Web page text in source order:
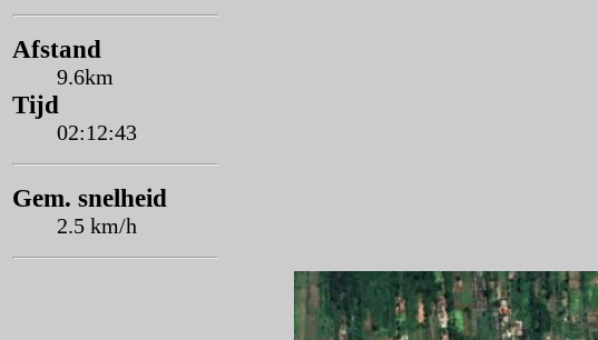
Afstand
9.6km
Tijd
02:12:43
Gem. snelheid
2.5 km/h